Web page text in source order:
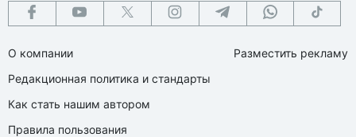
О компании
Редакционная политика и стандарты
Как стать нашим автором
Правила пользования
Разместить рекламу